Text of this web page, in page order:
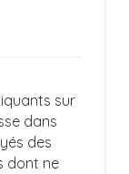
sur
dans
des
dont ne